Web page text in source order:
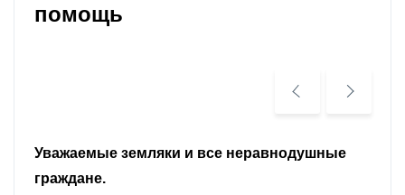
помощь
Уважаемые земляки и все неравнодушные
граждане.